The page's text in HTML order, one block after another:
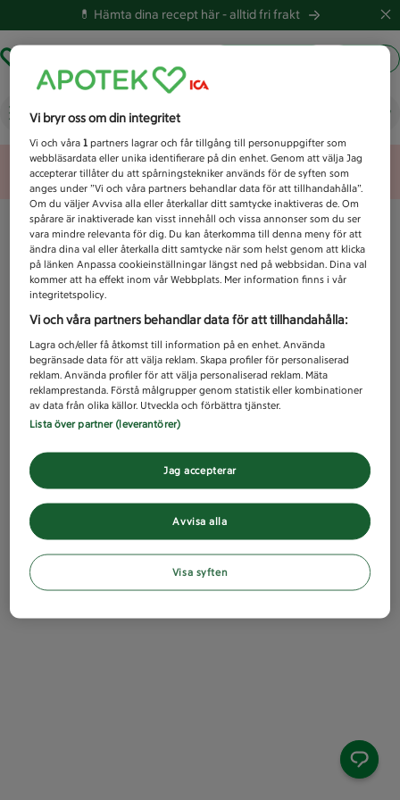
💊 Hämta dina recept här -alltid fri frakt
Vad letar du efter idag?
Unknown error
Vi bryr oss om din integritet
Vi och våra1 partners lagrar och får tillgång till personuppgifter som
webbläsardata eller unika identifierare på din enhet. Genom att välja Jag
accepterar tillåter du att spårningstekniker används för de syften som
anges under ”Vi och våra partners behandlar data för att tillhandahålla”.
Om du väljer Avvisa alla eller återkallar ditt samtycke inaktiveras de. Om
spårare är inaktiverade kan visst innehåll och vissa annonser som du ser
vara mindre relevanta för dig. Du kan återkomma till denna meny för att
ändra dina val eller återkalla ditt samtycke när som helst genom att klicka
på länken Anpassa cookieinställningar längst ned på webbsidan. Dina val
kommer att ha effekt inom vår Webbplats. Mer information finns i vår
integritetspolicy.
Vi och våra partners behandlar data för att tillhandahålla:
Lagra och/eller få åtkomst till information på en enhet. Använda
begränsade data för att välja reklam. Skapa profiler för personaliserad
reklam. Använda profiler för att välja personaliserad reklam. Mäta
reklamprestanda. Förstå målgrupper genom statistik eller kombinationer
av data från olika källor. Utveckla och förbättra tjänster.
Lista över partner (leverantörer)
Avvisa alla
Jag accepterar
Visa syften